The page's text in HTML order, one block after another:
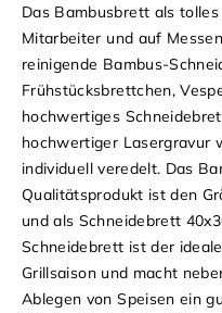
Das Bambusbrett als
Mitarbeiter und auf
reinigende Bambus-
Frühstücksbrettchen,
hochwertiges
hochwertiger Lasergravur
individuell veredelt. Das
Qualitätsprodukt ist den
und als Schneidebrett
Schneidebrett ist der
Grillsaison und macht
Ablegen von Speisen ein